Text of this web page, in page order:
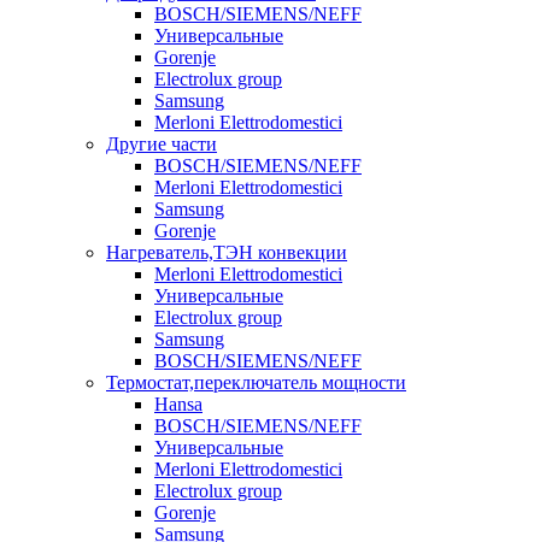
BOSCH/SIEMENS/NEFF
Универсальные
Gorenje
Electrolux group
Samsung
Merloni Elettrodomestici
Другие части
BOSCH/SIEMENS/NEFF
Merloni Elettrodomestici
Samsung
Gorenje
Нагреватель,ТЭН конвекции
Merloni Elettrodomestici
Универсальные
Electrolux group
Samsung
BOSCH/SIEMENS/NEFF
Термостат,переключатель мощности
Hansa
BOSCH/SIEMENS/NEFF
Универсальные
Merloni Elettrodomestici
Electrolux group
Gorenje
Samsung